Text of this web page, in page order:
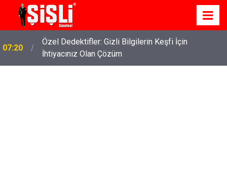
Özel Dedektifler: Gizli Bilgilerin Keşfi İçin
İhtiyacınız Olan Çözüm
07:15
İskele'de Kiralık Daire Seçenekleriyle Konforlu Bir
Yaşam